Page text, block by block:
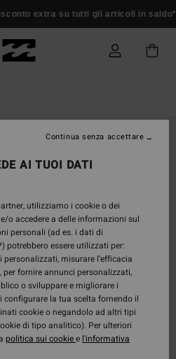
sconto extra su tutti gli articoli in
AI TUOI DATI
utilizziamo i cookie o dei
o accedere a delle informazioni sul
personali (ad es. i dati di
potrebbero essere utilizzati per:
misurare l’efficacia
fornire annunci personalizzati,
o sviluppare e migliorare i
la tua scelta fornendo il
cookie o negandolo ad altri tipi
di tipo analitico). Per ulteriori
politica sui cookiee l'informativa
Continua senza accettare